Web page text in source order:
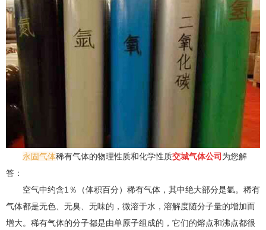
永固气体稀有气体的物理性质和化学性质交城气体公司 为您解
答：
空气中约含1％（体积百分）稀有气体，其中绝大部分是氩。稀有
气体都是无色、无臭、无味的，微溶于水，溶解度随分子量的增加而
增大。稀有气体的分子都是由单原子组成的，它们的熔点和沸点都很